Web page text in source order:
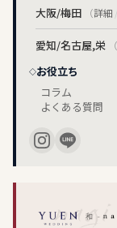
大阪/梅田 （詳細 /
愛知/名古屋,栄 （
お役立ち
コラム
よくある質問